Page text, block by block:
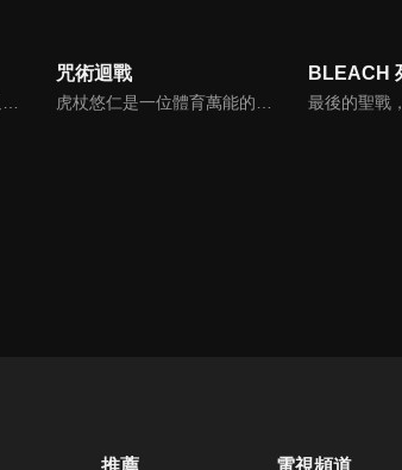
這是最強的兩人一去不復返的青春。 2018年6月，虎杖悠仁讓兩面宿儺寄宿於自身體內。 2017年12月，乙骨憂太解開祈本里香的詛咒。 然後時光一路回溯至2006年春天。高專時代的五條悟與夏油傑。 身為表現活躍的咒術師並所向無敵的兩人，接到來自擁有不死術式的咒術界關鍵──天元的委託。
咒術迴戰
虎杖悠仁是一位體育萬能的高中生，某天他為了從「咒物」危機中解救學長姊，而吞下了詛咒的手指，讓「宿儺」這種詛咒跟自己合而為一。為了實現爺爺要他「助人」的遺言，虎杖將會繼續與「詛咒」奮鬥下去。
推薦 電視頻道